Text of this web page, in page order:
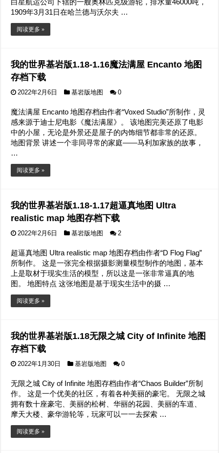
白星航运公司下辖的一艘奥林匹克级游轮，排水量46000吨，
1909年3月31日在哈兰德与沃尔夫 …
阅读更多 »
我的世界基岩版1.18-1.16魔法满屋 Encanto 地图
存档下载
2022年2月6日 基岩版地图 0
魔法满屋 Encanto 地图存档由作者“Voxed Studio”所制作，灵
感来源于迪士尼电影《魔法满屋》。 该地图完美还原了电影
中的小屋，无论是外景还是屋子的内饰细节都非常的还原。
地图背景 讲述一个非同寻常的家庭——马利加家族的故事，
…
阅读更多 »
我的世界基岩版1.18-1.17超逼真地图 Ultra
realistic map 地图存档下载
2022年2月6日 基岩版地图 2
超逼真地图 Ultra realistic map 地图存档由作者“D Flog Flag”
所制作。 这是一张完全根据摄影测量模型制作的地图，基本
上是取材于现实生活的模型，所以这是一张非常逼真的地
图。 地图特点 这张地图是基于现实生活中的摄 …
阅读更多 »
我的世界基岩版1.18无限之城 City of Infinite 地图
存档下载
2022年1月30日 基岩版地图 0
无限之城 City of Infinite 地图存档由作者“Chaos Builder”所制
作。 这是一个优美的社区，有着各种美丽的豪宅。 无限之城
拥有数十座豪宅、美丽的松树、华丽的花园、美丽的车道、
摩天大楼、豪华游轮等，玩家可以一一去探索 …
阅读更多 »